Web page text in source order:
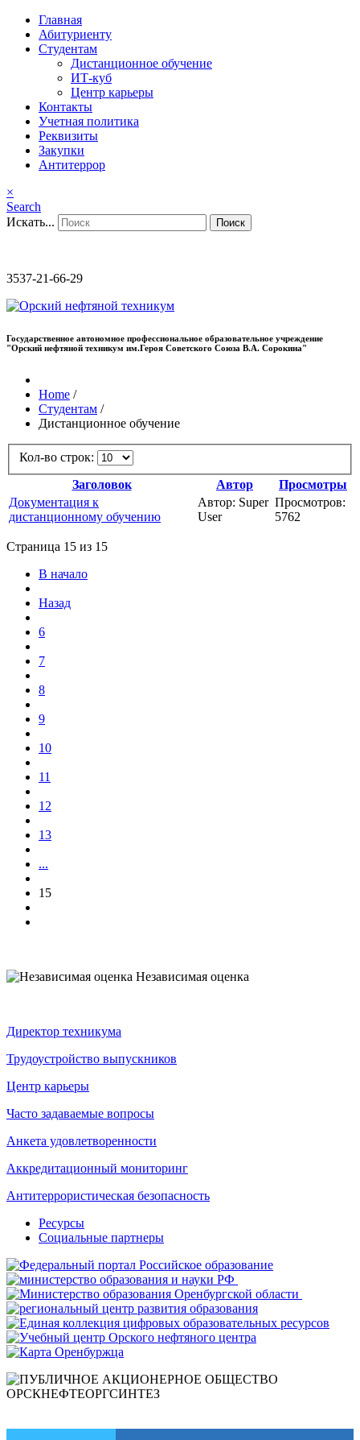
Главная
Абитуриенту
Студентам
Дистанционное обучение
ИТ-куб
Центр карьеры
Контакты
Учетная политика
Реквизиты
Закупки
Антитеррор
×
Search
Искать...
Поиск
3537-21-66-29
Государственное автономное профессиональное образовательное учреждение
"Орский нефтяной техникум им.Героя Советского Союза В.А. Сорокина"
Home /
Студентам /
Дистанционное обучение
Кол-во строк:
Заголовок
Автор
Просмотры
Документация к
дистанционному обучению
Автор: Super
User
Просмотров:
5762
Страница 15 из 15
В начало
Назад
6
7
8
9
10
11
12
13
...
15
Независимая оценка
Директор техникума
Трудоустройство выпускников
Центр карьеры
Часто задаваемые вопросы
Анкета удовлетворенности
Аккредитационный мониторинг
Антитеррористическая безопасность
Ресурсы
Социальные партнеры